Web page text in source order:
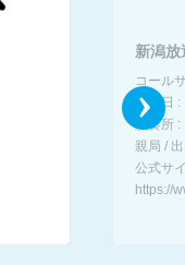
米山稔物語」
新潟放
コール
開局日
演奏所 :
親局 /
公式サ
https://